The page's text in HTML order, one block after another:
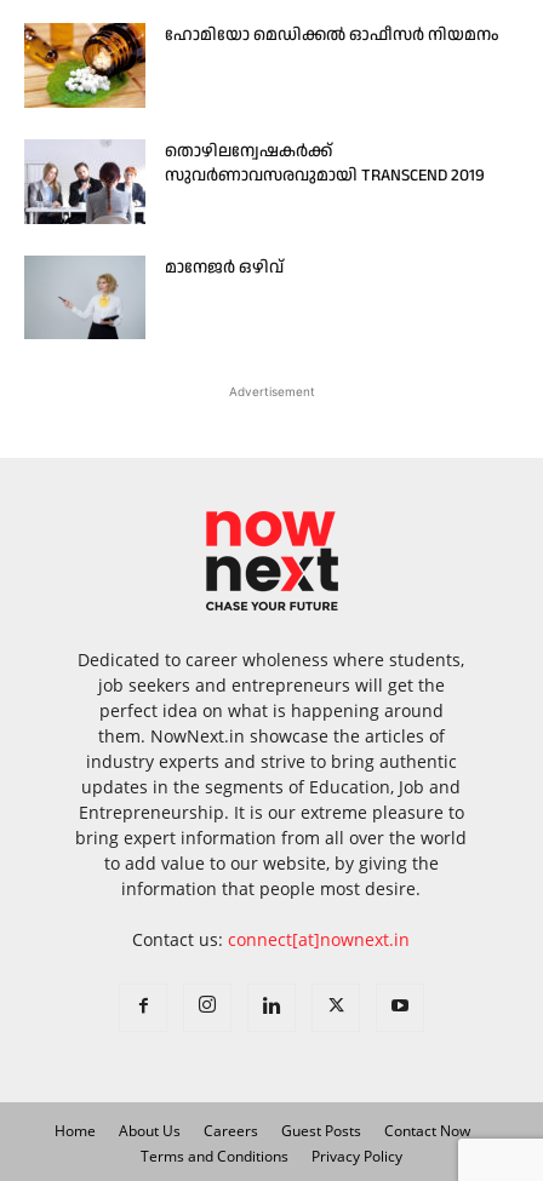
ഹോമിയോ മെഡിക്കൽ ഓഫീസർ നിയമനം
തൊഴിലന്വേഷകർക്ക്
സുവർണാവസരവുമായി TRANSCEND 2019
മാനേജർ ഒഴിവ്
Advertisement
Dedicated to career wholeness where students,
job seekers and entrepreneurs will get the
perfect idea on what is happening around
them. NowNext.in showcase the articles of
industry experts and strive to bring authentic
updates in the segments of Education, Job and
Entrepreneurship. It is our extreme pleasure to
bring expert information from all over the world
to add value to our website, by giving the
information that people most desire.
Contact us:connect[at]nownext.in
Home About Us Careers Guest Posts
Contact Now
Terms and Conditions
Privacy Policy